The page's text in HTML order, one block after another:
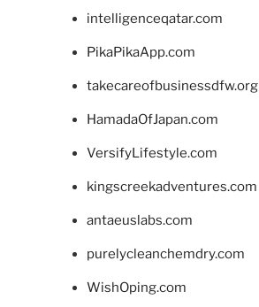
intelligenceqatar.com
PikaPikaApp.com
takecareofbusinessdfw.org
HamadaOfJapan.com
VersifyLifestyle.com
kingscreekadventures.com
antaeuslabs.com
purelycleanchemdry.com
WishOping.com